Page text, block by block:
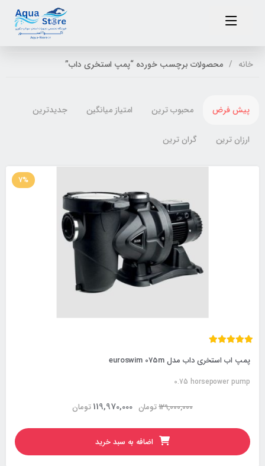
خانه محصولات برچسب خورده “پمپ استخری داب”
پیش فرض محبوب ترین امتیاز میانگین جدیدترین
ارزان ترین گران ترین
7%
پمپ اب استخری داب مدل euroswim 075m
0.75 horsepower pump
تومان129,000,000 تومان119,970,000
اضافه به سبد خرید